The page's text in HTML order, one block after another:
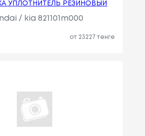
УПЛОТНИТЕЛЬ РЕЗИНОВЫЙ
/ kia 821101m000
от 23227 тенге